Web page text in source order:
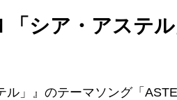
「シア・アステ
ル」』のテーマソング「